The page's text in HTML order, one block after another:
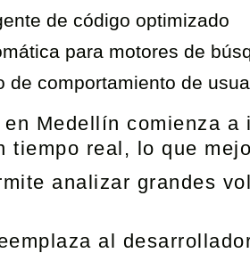
de código optimizado
para motores de
de comportamiento de
Medellín comienza
tiempo real, lo que
analizar grandes
al